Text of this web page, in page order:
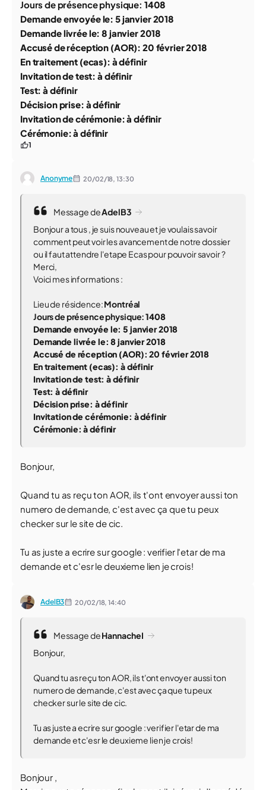
Jours de présence physique: 1408
Demande envoyée le:5 janvier 2018
Demande livrée le: 8 janvier 2018
Accusé de réception (AOR): 20 février 2018
En traitement (ecas): à définir
Invitation de test: à définir
Test: à définir
Décision prise: à définir
Invitation de cérémonie: à définir
Cérémonie: à définir
1
Anonyme 20/02/18,13:30
Message deAdelB3
Bonjour a tous , je suis nouveau et je voulais savoir
comment peut voir les avancement de notre dossier
ou il faut attendre l'etape Ecas pour pouvoir savoir ?
Merci,
Voici mes informations :
Lieu de résidence:Montréal
Jours de présence physique:1408
Demande envoyée le:5 janvier 2018
Demande livrée le: 8janvier 2018
Accusé de réception (AOR): 20 février 2018
En traitement (ecas): à définir
Invitation de test: à définir
Test: à définir
Décision prise: à définir
Invitation de cérémonie: à définir
Cérémonie: à définir
Bonjour,
Quand tu as reçu ton AOR, ils t'ont envoyer aussi ton
numero de demande, c'est avec ça que tu peux
checker sur le site de cic.
Tu as juste a ecrire sur google : verifier l'etar de ma
demande et c'esr le deuxieme lien je crois!
AdelB3 20/02/18,14:40
Message deHannacheI
Bonjour,
Quand tu as reçu ton AOR, ils t'ont envoyer aussi ton
numero de demande, c'est avec ça que tu peux
checker sur le site de cic.
Tu as juste a ecrire sur google : verifier l'etar de ma
demande et c'esr le deuxieme lien je crois!
Bonjour ,